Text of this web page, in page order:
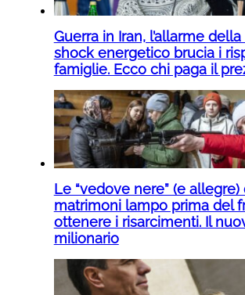
Guerra in Iran, l’allarme della
shock energetico brucia i
famiglie. Ecco chi paga il
Le “vedove nere” (e allegre)
matrimoni lampo prima del
ottenere i risarcimenti. Il
milionario